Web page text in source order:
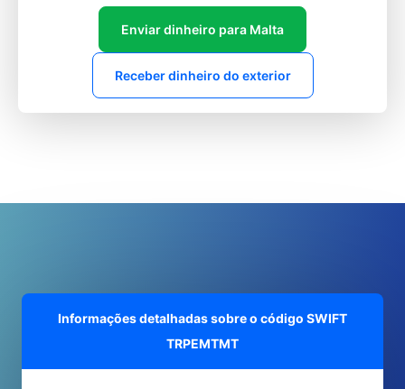
Enviar dinheiro para Malta
Receber dinheiro do exterior
Informações detalhadas sobre o código SWIFT
TRPEMTMT